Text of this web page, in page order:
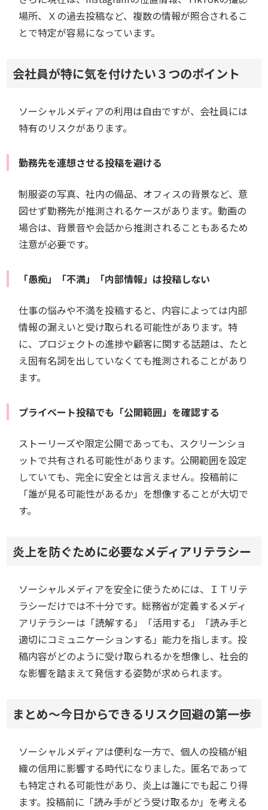
場所、Ｘの過去投稿など、複数の情報が照合されるこ
とで特定が容易になっています。
会社員が特に気を付けたい３つのポイント
ソーシャルメディアの利用は自由ですが、会社員には
特有のリスクがあります。
勤務先を連想させる投稿を避ける
制服姿の写真、社内の備品、オフィスの背景など、意
図せず勤務先が推測されるケースがあります。動画の
場合は、背景音や会話から推測されることもあるため
注意が必要です。
「愚痴」「不満」「内部情報」は投稿しない
仕事の悩みや不満を投稿すると、内容によっては内部
情報の漏えいと受け取られる可能性があります。特
に、プロジェクトの進捗や顧客に関する話題は、たと
え固有名詞を出していなくても推測されることがあり
ます。
プライベート投稿でも「公開範囲」を確認する
ストーリーズや限定公開であっても、スクリーンショ
ットで共有される可能性があります。公開範囲を設定
していても、完全に安全とは言えません。投稿前に
「誰が見る可能性があるか」を想像することが大切で
す。
炎上を防ぐために必要なメディアリテラシー
ソーシャルメディアを安全に使うためには、ＩＴリテ
ラシーだけでは不十分です。総務省が定義するメディ
アリテラシーは「読解する」「活用する」「読み手と
適切にコミュニケーションする」能力を指します。投
稿内容がどのように受け取られるかを想像し、社会的
な影響を踏まえて発信する姿勢が求められます。
まとめ～今日からできるリスク回避の第一歩
ソーシャルメディアは便利な一方で、個人の投稿が組
織の信用に影響する時代になりました。匿名であって
も特定される可能性があり、炎上は誰にでも起こり得
ます。投稿前に「読み手がどう受け取るか」を考える